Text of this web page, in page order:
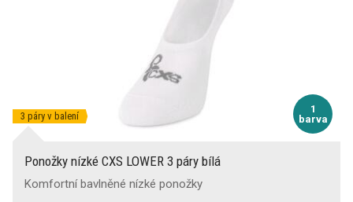
1
barva
3 páry v balení
Ponožky nízké CXS LOWER 3 páry bílá
Komfortní bavlněné nízké ponožky